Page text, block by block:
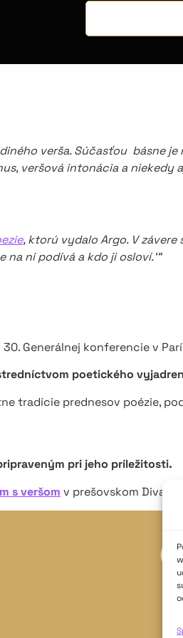
verša. Súčasťou básne
veršová intonácia a niekedy
, ktorú vydalo Argo. V
ni podívá a kdo ji osloví.‘“
Generálnej konferencie v
poetického
tradície prednesov poézie,
pri jeho príležitosti.
s veršom v prešovskom Divadle